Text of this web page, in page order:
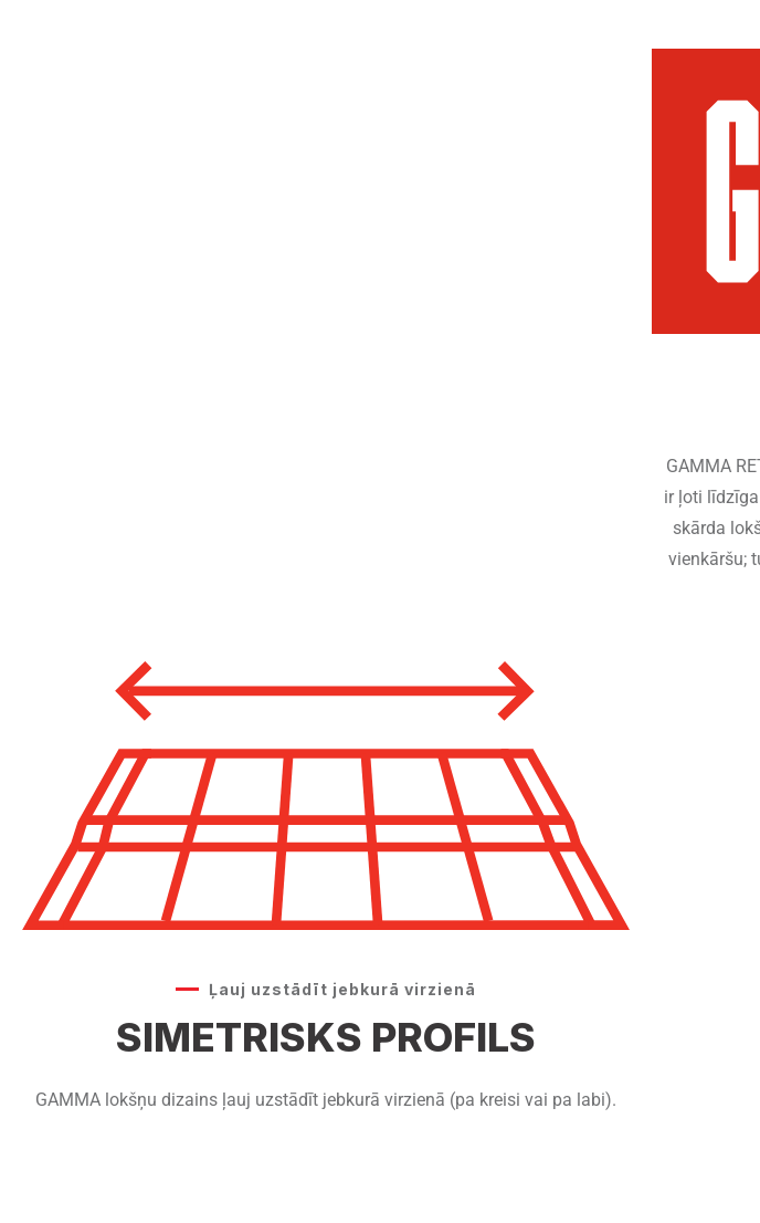
GAMMA
ir ļoti
skārda
vienkāršu;
Ļauj uzstādīt jebkurā virzienā
SIMETRISKS PROFILS
GAMMA lokšņu dizains ļauj uzstādīt jebkurā virzienā (pa kreisi vai pa labi).